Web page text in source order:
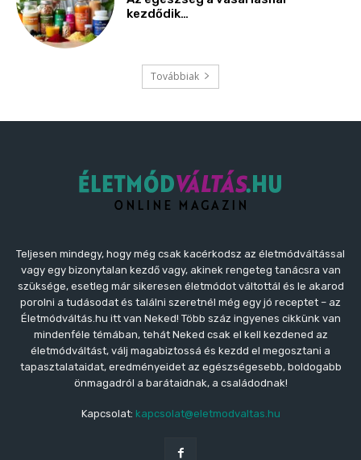
kezdődik…
Továbbiak
Teljesen mindegy, hogy még csak kacérkodsz az életmódváltással
vagy egy bizonytalan kezdő vagy, akinek rengeteg tanácsra van
szüksége, esetleg már sikeresen életmódot váltottál és le akarod
porolni a tudásodat és találni szeretnél még egy jó receptet – az
Életmódváltás.hu itt van Neked! Több száz ingyenes cikkünk van
mindenféle témában, tehát Neked csak el kell kezdened az
életmódváltást, válj magabiztossá és kezdd el megosztani a
tapasztalataidat, eredményeidet az egészségesebb, boldogabb
önmagadról a barátaidnak, a családodnak!
Kapcsolat: kapcsolat@eletmodvaltas.hu